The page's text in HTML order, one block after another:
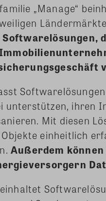
„Manage“
unterstützen, ihren
Mit diesen
einheitlich
Außerdem